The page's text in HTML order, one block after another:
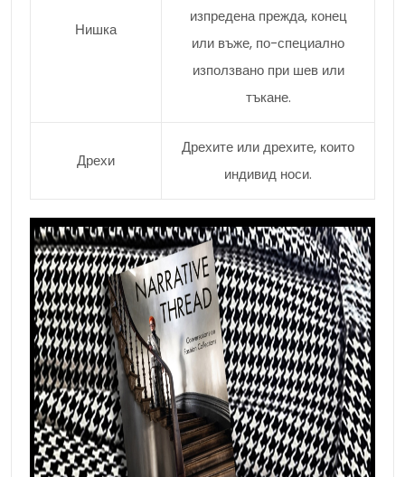
Нишка
изпредена прежда, конец
или въже, по-специално
използвано при шев или
тъкане.
Дрехи
Дрехите или дрехите, които
индивид носи.